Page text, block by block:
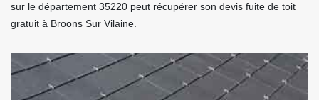
sur le département 35220 peut récupérer son devis fuite de toit
gratuit à Broons Sur Vilaine.